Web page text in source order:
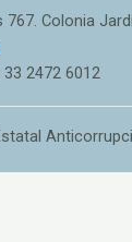
Colonia
2472 6012